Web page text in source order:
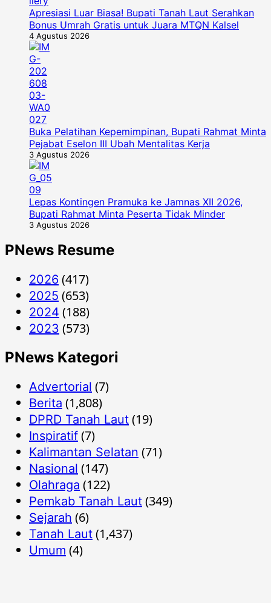
Apresiasi Luar Biasa! Bupati Tanah Laut Serahkan
Bonus Umrah Gratis untuk Juara MTQN Kalsel
4 Agustus 2026
Buka Pelatihan Kepemimpinan, Bupati Rahmat Minta
Pejabat Eselon III Ubah Mentalitas Kerja
3 Agustus 2026
Lepas Kontingen Pramuka ke Jamnas XII 2026,
Bupati Rahmat Minta Peserta Tidak Minder
3 Agustus 2026
PNews Resume
2026 (417)
2025 (653)
2024 (188)
2023 (573)
PNews Kategori
Advertorial (7)
Berita (1,808)
DPRD Tanah Laut (19)
Inspiratif (7)
Kalimantan Selatan (71)
Nasional (147)
Olahraga (122)
Pemkab Tanah Laut (349)
Sejarah (6)
Tanah Laut (1,437)
Umum (4)